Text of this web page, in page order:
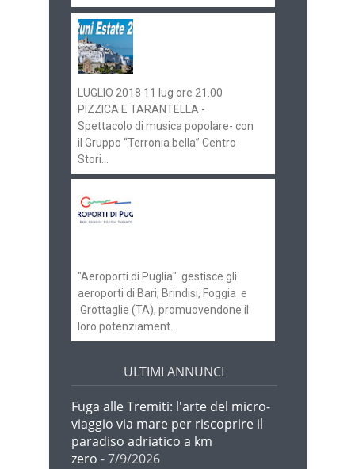
LUGLIO 2018 11 lug ore 21.00
PIZZICA E TARANTELLA -
Spettacolo di musica popolare- con
il Gruppo “Terronia bella” Centro
Stori...
"Aeroporti di Puglia" gestisce gli
aeroporti di Bari, Brindisi, Foggia e
Grottaglie (TA), promuovendone il
loro potenziament...
ULTIMI ANNUNCI
Fuga alle Tremiti: l'arte del micro-
viaggio via mare per riscoprire il
paradiso adriatico a km
zero - 7/9/2026